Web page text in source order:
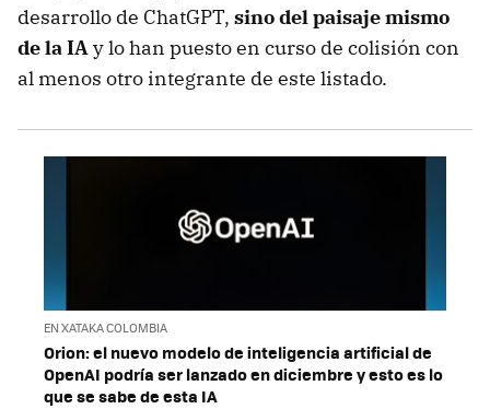
desarrollo de ChatGPT, sino del paisaje mismo
de la IAy lo han puesto en curso de colisión con
al menos otro integrante de este listado.
EN XATAKA COLOMBIA
Orion: el nuevo modelo de inteligencia artificial de
OpenAI podría ser lanzado en diciembre y esto es lo
que se sabe de esta IA